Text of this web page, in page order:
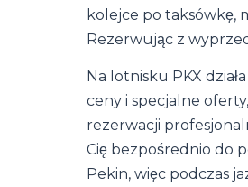
kolejce po taksówkę,
Rezerwując z
Na lotnisku PKX
ceny i specjalne
rezerwacji
Cię bezpośrednio do
Pekin, więc podczas